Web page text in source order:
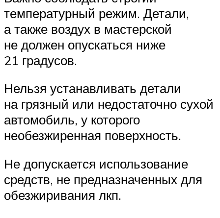
температурный режим. Детали,
а также воздух в мастерской
не должен опускаться ниже
21 градусов.
Нельзя устанавливать детали
на грязный или недостаточно сухой
автомобиль, у которого
необезжиренная поверхность.
Не допускается использование
средств, не предназначенных для
обезжиривания лкп.